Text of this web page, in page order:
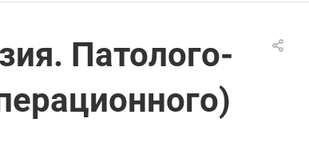
Патолого-